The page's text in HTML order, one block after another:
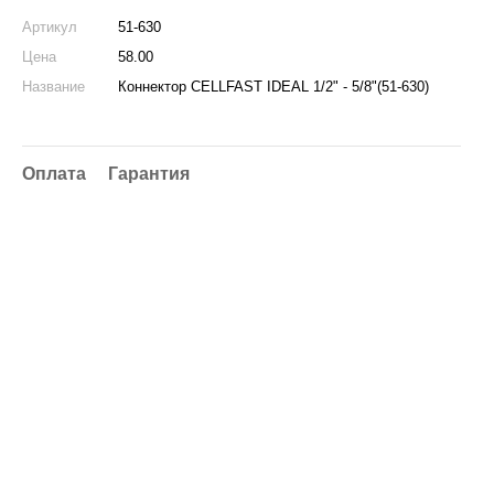
Артикул
51-630
Цена
58.00
Название
Коннектор CELLFAST IDEAL 1/2" - 5/8"(51-630)
Оплата
Гарантия